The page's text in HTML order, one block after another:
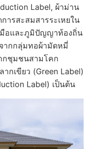
Label, ผ้าม่าน
ารสะสมสารระเหยใน
มือและภูมิปัญญาท้องถิ่น
ากกลุ่มทอผ้ามัดหมี่
กชุมชนสามโคก
กเขียว (Green Label)
Label) เป็นต้น